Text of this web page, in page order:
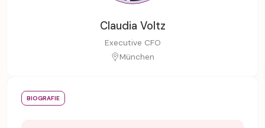
Claudia Voltz
Executive CFO
München
BIOGRAFIE